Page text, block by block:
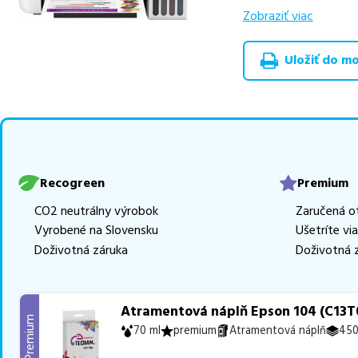
výhodnejšie
Celá táto
produktu nás
Vieme, že pri
Ak si pri výbere nie
najlepšie riešenie.
Zobraziť viac
Uložiť do
Recogreen
CO2 neutrálny výrobok
Vyrobené na Slovensku
Doživotná záruka
Premium
Zaručená
Ušetríte
Doživotná
Premium
Atramentová náplň Epson 104
70 ml premium Atramentová náplň